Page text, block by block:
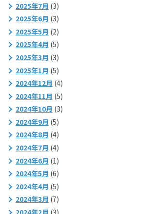
2025年7月 (3)
2025年6月 (3)
2025年5月 (2)
2025年4月 (5)
2025年3月 (3)
2025年1月 (5)
2024年12月 (4)
2024年11月 (5)
2024年10月 (3)
2024年9月 (5)
2024年8月 (4)
2024年7月 (4)
2024年6月 (1)
2024年5月 (6)
2024年4月 (5)
2024年3月 (7)